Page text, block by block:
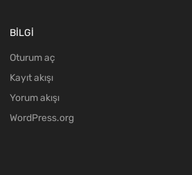
BİLGİ
Oturum aç
Kayıt akışı
Yorum akışı
WordPress.org